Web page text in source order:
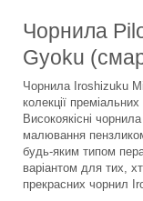
Чорнила
Gyoku
Чорнила Iroshizuku
колекції
Високоякісні
малювання
будь-яким типом
варіантом для тих,
прекрасних чорнил